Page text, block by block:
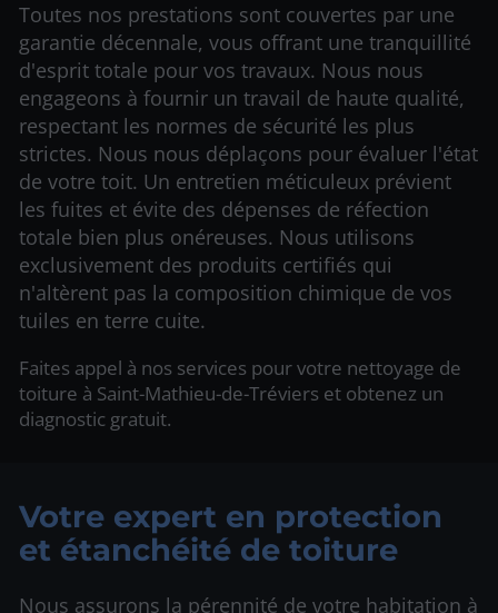
Toutes nos prestations sont couvertes par une
garantie décennale, vous offrant une tranquillité
d'esprit totale pour vos travaux. Nous nous
engageons à fournir un travail de haute qualité,
respectant les normes de sécurité les plus
strictes. Nous nous déplaçons pour évaluer l'état
de votre toit. Un entretien méticuleux prévient
les fuites et évite des dépenses de réfection
totale bien plus onéreuses. Nous utilisons
exclusivement des produits certifiés qui
n'altèrent pas la composition chimique de vos
tuiles en terre cuite.
Faites appel à nos services pour votre nettoyage de
toiture à Saint-Mathieu-de-Tréviers et obtenez un
diagnostic gratuit.
Votre expert en protection
et étanchéité de toiture
Nous assurons la pérennité de votre habitation à